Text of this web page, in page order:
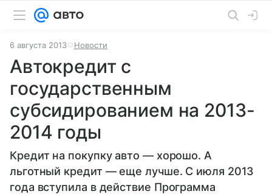
6 августа 2013 Новости
Автокредит с
государственным
субсидированием на 2013-
2014 годы
Кредит на покупку авто — хорошо. А
льготный кредит — еще лучше. С июля 2013
года вступила в действие Программа